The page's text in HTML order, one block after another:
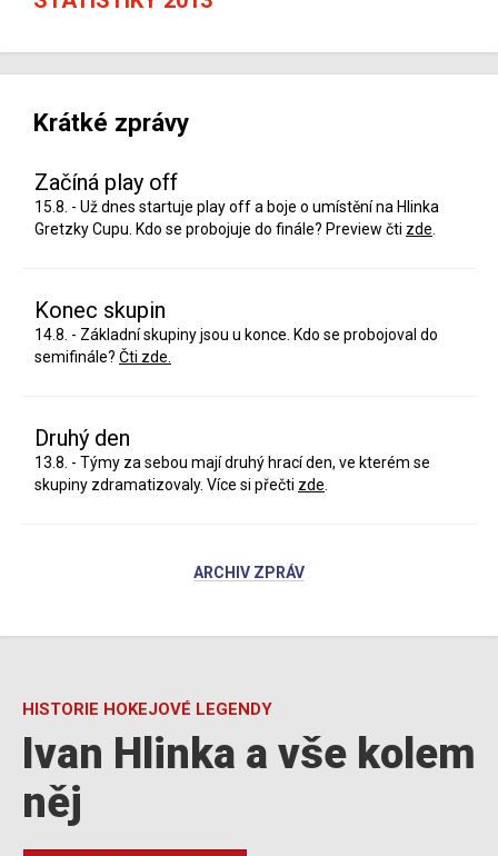
Krátké zprávy
Začíná play off
15.8. - Už dnes startuje play off a boje o umístění na Hlinka
Gretzky Cupu. Kdo se probojuje do finále? Preview čti zde
Konec skupin
14.8. - Základní skupiny jsou u konce. Kdo se probojoval do
semifinále? Čti zde.
Druhý den
13.8. - Týmy za sebou mají druhý hrací den, ve kterém se
skupiny zdramatizovaly. Více si přečti zde
ARCHIV ZPRÁV
HISTORIE HOKEJOVÉ LEGENDY
Ivan Hlinka a vše kolem
něj